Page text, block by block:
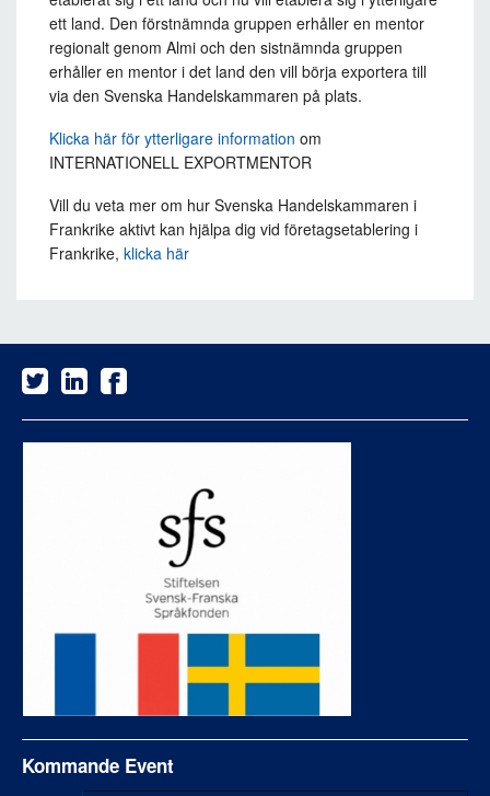
ett land. Den förstnämnda gruppen erhåller en mentor
regionalt genom Almi och den sistnämnda gruppen
erhåller en mentor i det land den vill börja exportera till
via den Svenska Handelskammaren på plats.
Klicka här för ytterligare information om
INTERNATIONELL EXPORTMENTOR
Vill du veta mer om hur Svenska Handelskammaren i
Frankrike aktivt kan hjälpa dig vid företagsetablering i
Frankrike, klicka här
Kommande Event